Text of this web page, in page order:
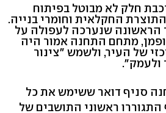
חלק לא מבוטל בפיתוח
החקלאית וחומרי בנייה.
הראשונה שנערכה לעפולה על
מתחם התחנה אמור היה
של העיר, ולשמש "צינור
ולעמק".
בתחנה סניף דואר ששימש את כל
ראשוני התושבים של